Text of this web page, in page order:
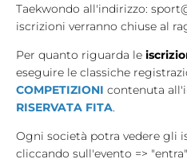
Salute
Rivista Olympic Dream
Links
Photogallery
Taekwondo all'indirizzo:
iscrizioni verranno chiuse al
Per quanto riguarda le
eseguire le classiche
COMPETIZIONI contenuta
RISERVATA FITA.
Ogni società potra vedere gli
cliccando sull'evento =>